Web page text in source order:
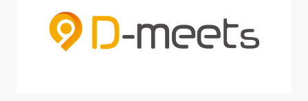
#採用オウンドメディア #業種別
#採用ピッチ資料 #28卒 #ロールモデル